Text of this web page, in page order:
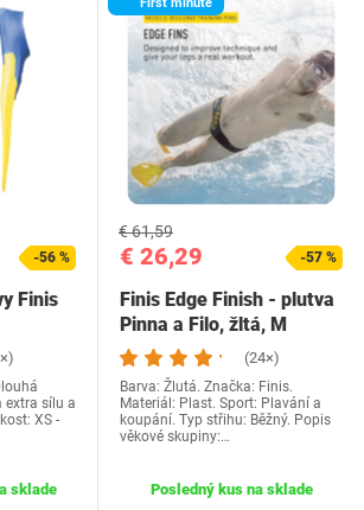
-56 %
Finis
extra sílu a
XS -
sklade
€ 26,29
€ 61,59
-57 %
Finis Edge Finish - plutva
Pinna a Filo, žltá, M
(24×)
Barva: Žlutá. Značka: Finis.
Materiál: Plast. Sport: Plavání a
koupání. Typ střihu: Běžný. Popis
věkové skupiny:…
Posledný kus na sklade